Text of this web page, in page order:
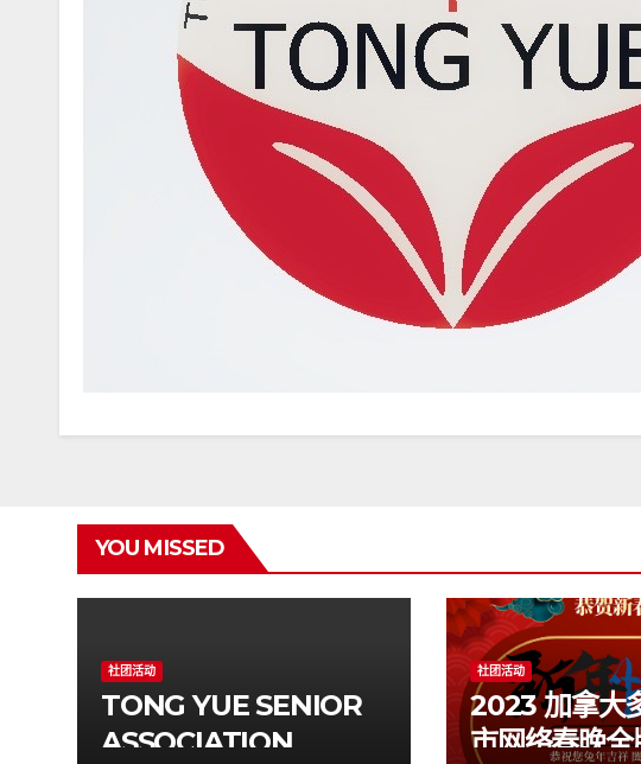
YOU MISSED
社团活动
TONG YUE SENIOR
ASSOCIATION
社团活动
2023 加拿大
市网络春晚全